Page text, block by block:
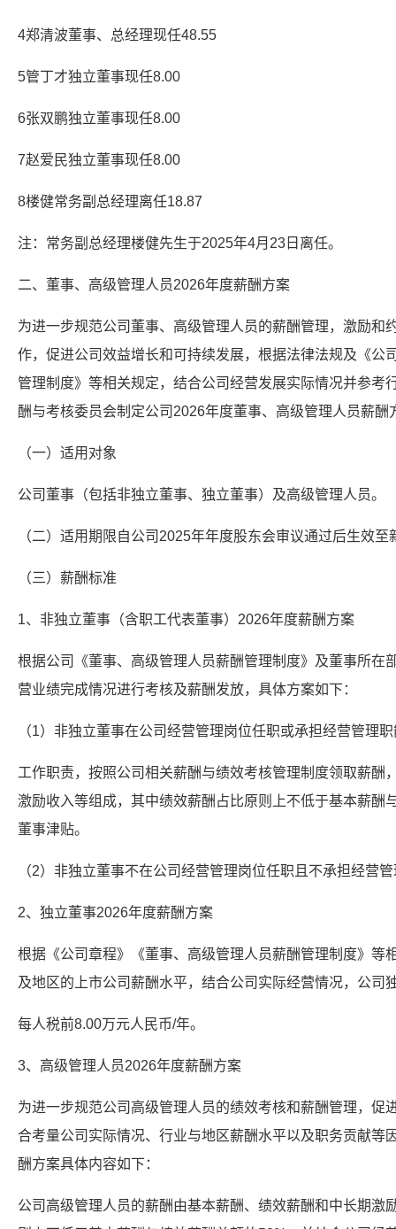
4郑清波董事、总经理现任48.55
5管丁才独立董事现任8.00
6张双鹏独立董事现任8.00
7赵爱民独立董事现任8.00
8楼健常务副总经理离任18.87
注：常务副总经理楼健先生于2025年4月23日离任。
二、董事、高级管理人员2026年度薪酬方案
为进一步规范公司董事、高级管理人员的薪酬管理，激励和
作，促进公司效益增长和可持续发展，根据法律法规及《公
管理制度》等相关规定，结合公司经营发展实际情况并参考
酬与考核委员会制定公司2026年度董事、高级管理人员薪酬
（一）适用对象
公司董事（包括非独立董事、独立董事）及高级管理人员。
（二）适用期限自公司2025年年度股东会审议通过后生效
（三）薪酬标准
1、非独立董事（含职工代表董事）2026年度薪酬方案
根据公司《董事、高级管理人员薪酬管理制度》及董事所在
营业绩完成情况进行考核及薪酬发放，具体方案如下：
（1）非独立董事在公司经营管理岗位任职或承担经营管理
工作职责，按照公司相关薪酬与绩效考核管理制度领取薪酬
激励收入等组成，其中绩效薪酬占比原则上不低于基本薪酬
董事津贴。
（2）非独立董事不在公司经营管理岗位任职且不承担经营
2、独立董事2026年度薪酬方案
根据《公司章程》《董事、高级管理人员薪酬管理制度》等
及地区的上市公司薪酬水平，结合公司实际经营情况，公司
每人税前8.00万元人民币/年。
3、高级管理人员2026年度薪酬方案
为进一步规范公司高级管理人员的绩效考核和薪酬管理，促
合考量公司实际情况、行业与地区薪酬水平以及职务贡献等
酬方案具体内容如下：
公司高级管理人员的薪酬由基本薪酬、绩效薪酬和中长期激